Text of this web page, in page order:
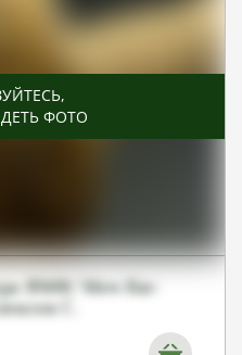
,
ФОТО
ВМФ/ Меч Кю-
С.